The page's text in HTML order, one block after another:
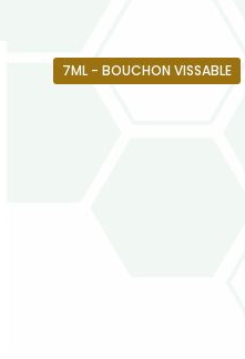
7ML - BOUCHON VISSABLE